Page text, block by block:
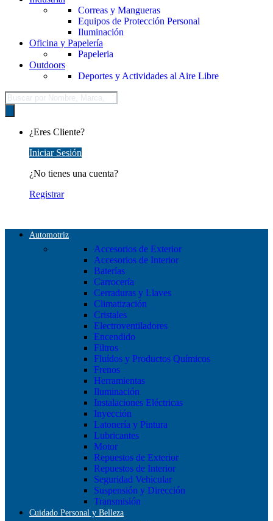
Correas y Mangueras
Equipos de Protección Personal
Iluminación
Oficina y Papelería
Papeleria
Outdoors
Deportes y Actividades al Aire Libre
Búsqueda
de
productos
¿Eres Cliente?
Iniciar Sesión
¿No tienes una cuenta?
Registrar
Automotriz
Accesorios de Exterior
Accesorios de Interior
Baterías
Carrocería
Cerraduras y Llaves
Climatización
Cristales
Electroventiladores
Encendido
Filtros
Fluídos y Productos Químicos
Frenos
Herramientas
Iluminación
Instalaciones Eléctricas
Inyección
Latonería y Pintura
Lubricantes
Motor
Repuestos de Exterior
Repuestos de Interior
Seguridad Vehicular
Suspensión y Dirección
Transmisión
Cuidado Personal y Belleza